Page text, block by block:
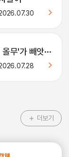
무'가 빼앗···
add 더보기